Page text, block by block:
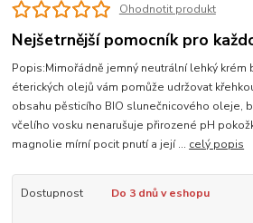
Ohodnotit produkt
Nejšetrnější pomocník pro
Popis:Mimořádně jemný neutrální lehký krém
éterických olejů vám pomůže udržovat
obsahu pěsticího BIO slunečnicového oleje,
včelího vosku nenarušuje přirozené pH
magnolie mírní pocit pnutí a její ... celý popis
Dostupnost Do 3 dnů v eshopu